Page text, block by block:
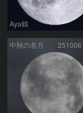
Aya鶴
中秋の名月 251006